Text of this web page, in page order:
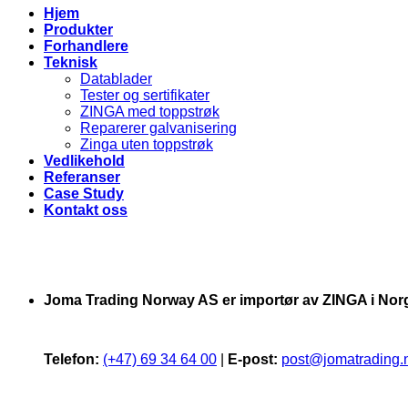
Hjem
Produkter
Forhandlere
Teknisk
Datablader
Tester og sertifikater
ZINGA med toppstrøk
Reparerer galvanisering
Zinga uten toppstrøk
Vedlikehold
Referanser
Case Study
Kontakt oss
Joma Trading Norway AS er importør av ZINGA i
Telefon: (+47) 69 34 64 00 E-post: